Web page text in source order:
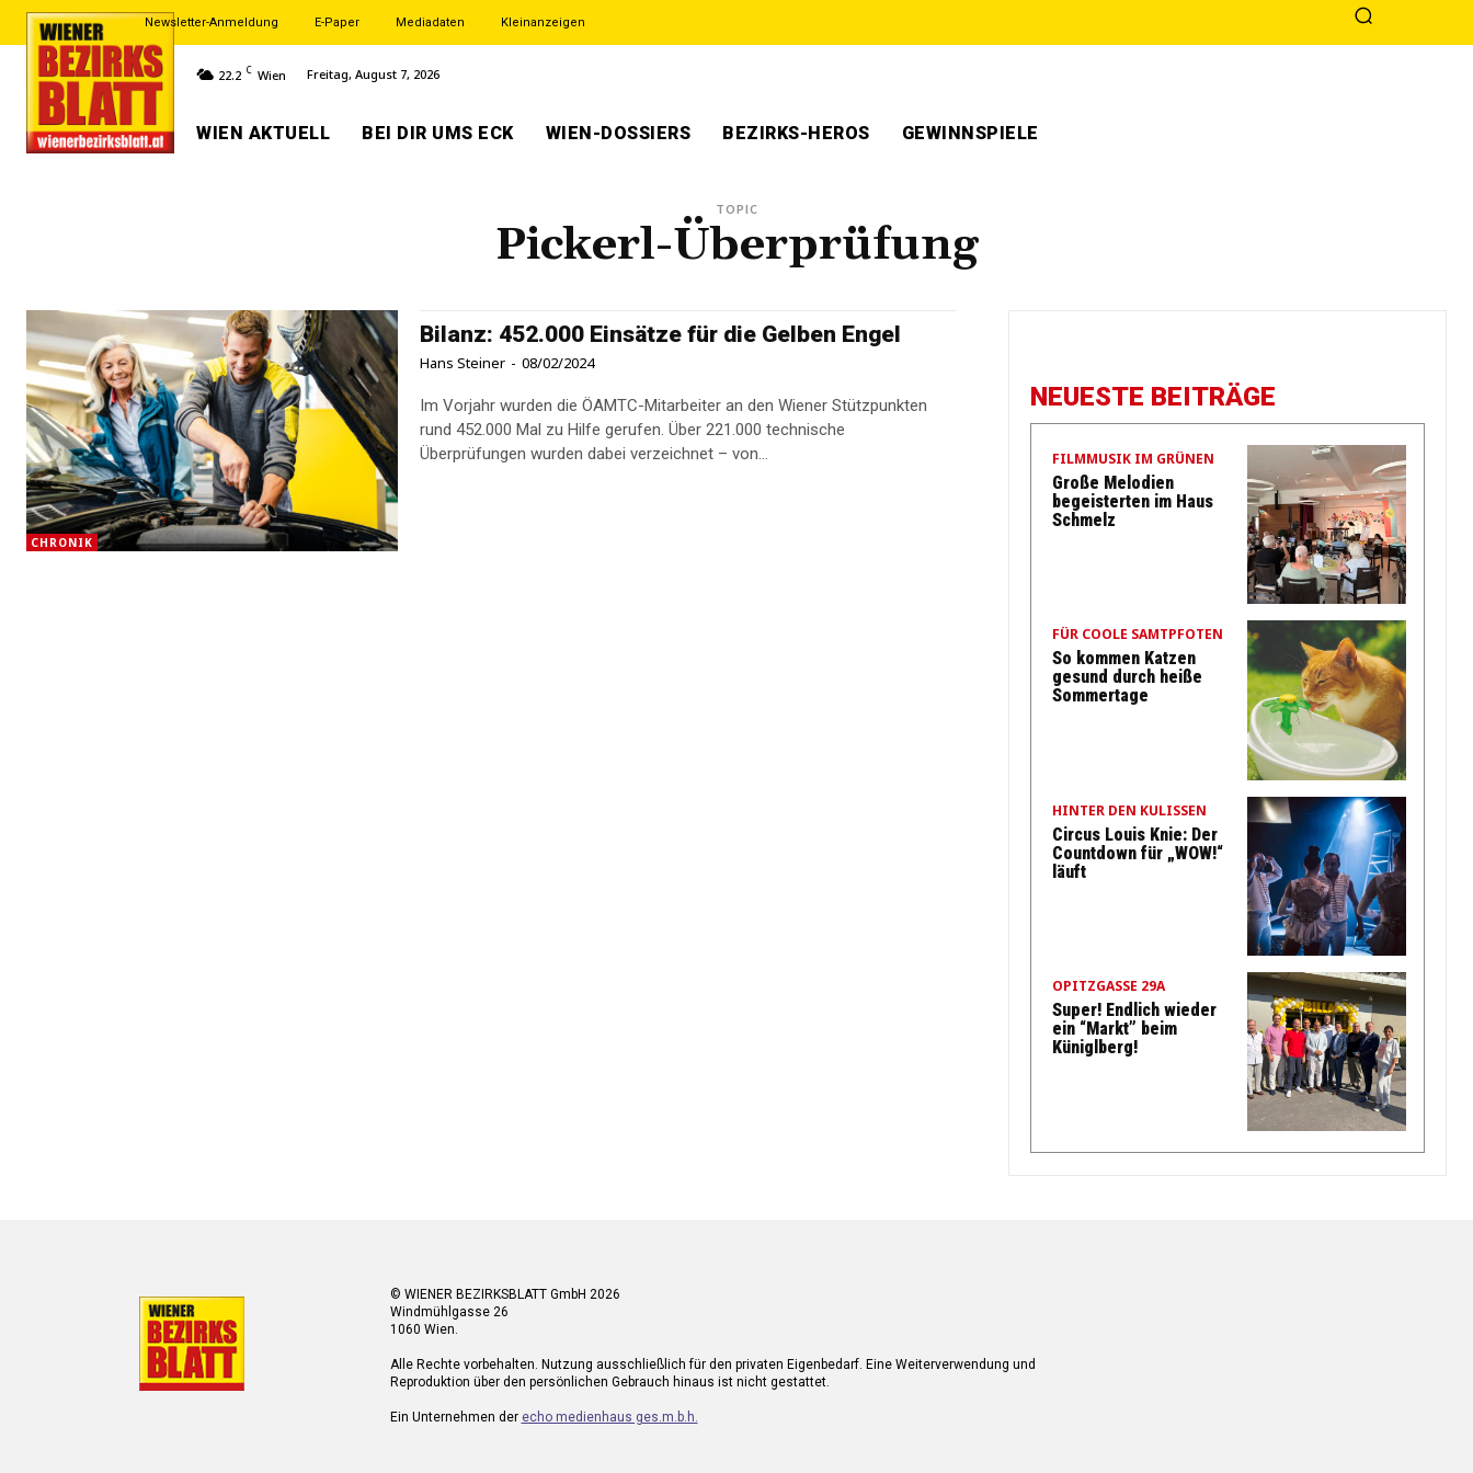
Newsletter-Anmeldung E-Paper Mediadaten Kleinanzeigen
22.2 C Wien Freitag, August 7, 2026
WIEN AKTUELL BEI DIR UMS ECK WIEN-DOSSIERS BEZIRKS-HEROS GEWINNSPIELE
TOPIC
Pickerl-Überprüfung
CHRONIK
Bilanz: 452.000 Einsätze für die Gelben Engel
Hans Steiner - 08/02/2024
Im Vorjahr wurden die ÖAMTC-Mitarbeiter an den Wiener Stützpunkten
rund 452.000 Mal zu Hilfe gerufen. Über 221.000 technische
Überprüfungen wurden dabei verzeichnet – von...
NEUESTE BEITRÄGE
FILMMUSIK IM GRÜNEN
Große Melodien
begeisterten im Haus
Schmelz
FÜR COOLE SAMTPFOTEN
So kommen Katzen
gesund durch heiße
Sommertage
HINTER DEN KULISSEN
Circus Louis Knie: Der
Countdown für „WOW!“
läuft
OPITZGASSE 29A
Super! Endlich wieder
ein “Markt” beim
Küniglberg!
© WIENER BEZIRKSBLATT GmbH 2026
Windmühlgasse 26
1060 Wien.
Alle Rechte vorbehalten. Nutzung ausschließlich für den privaten Eigenbedarf. Eine Weiterverwendung und
Reproduktion über den persönlichen Gebrauch hinaus ist nicht gestattet.
Ein Unternehmen der echo medienhaus ges.m.b.h.